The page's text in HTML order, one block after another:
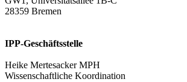
28359 Bremen
IPP-Geschäftsstelle
Heike Mertesacker MPH
Wissenschaftliche Koordination